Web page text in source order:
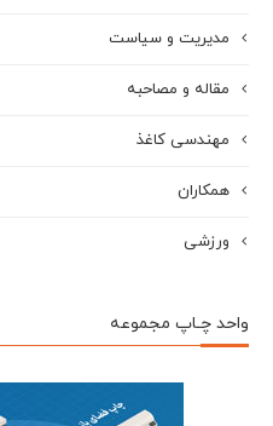
مدیریت و سیاست
مقاله و مصاحبه
مهندسی کاغذ
همکاران
ورزشی
واحد چـاپ مجموعه